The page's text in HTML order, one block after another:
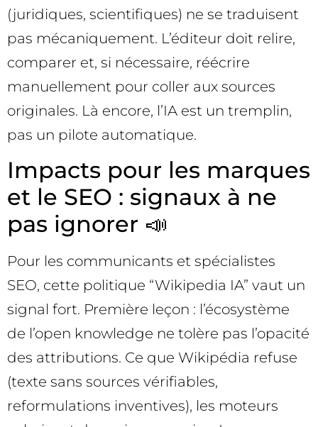
(juridiques, scientifiques) ne se traduisent
pas mécaniquement. L’éditeur doit relire,
comparer et, si nécessaire, réécrire
manuellement pour coller aux sources
originales. Là encore, l’IA est un tremplin,
pas un pilote automatique.
Impacts pour les marques
et le SEO : signaux à ne
pas ignorer 📣
Pour les communicants et spécialistes
SEO, cette politique “Wikipedia IA” vaut un
signal fort. Première leçon : l’écosystème
de l’open knowledge ne tolère pas l’opacité
des attributions. Ce que Wikipédia refuse
(texte sans sources vérifiables,
reformulations inventives), les moteurs